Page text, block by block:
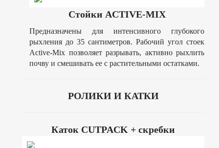
Стойки ACTIVE-MIX
Предназначены для интенсивного глубокого
рыхления до 35 сантиметров. Рабочий угол стоек
Active-Mix позволяет разрывать, активно рыхлить
почву и смешивать ее с растительными остатками.
РОЛИКИ И КАТКИ
Каток CUTPACK + скребки